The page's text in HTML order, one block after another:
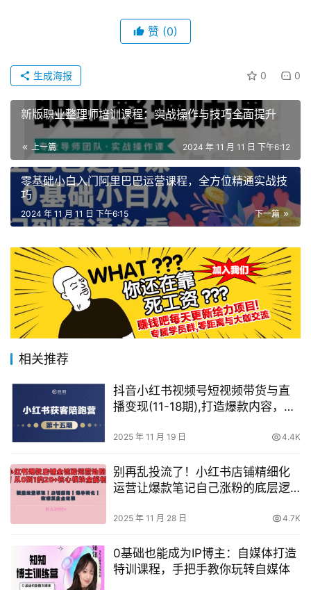
赞 (0)
0 0
生成海报
新版职业整理师培训课程：实战操作与技巧全面提升
上一篇 2024 年 11 月 11 日 下午6:12
零基础小白入门阿里巴巴运营课程，全方位精通实战技
巧
下一篇
2024 年 11 月 11 日 下午6:15
相关推荐
抖音小红书视频号短视频带货与直
播变现(11-18期),打造爆款内容，实
2025 年 11 月 19 日 4.4K
别再乱投流了！小红书店铺精细化
运营让爆款笔记自己涨粉的底层逻
2025 年 11 月 28 日 4.7K
0基础也能成为IP博主：自媒体打造
特训课程，手把手教你玩转自媒体